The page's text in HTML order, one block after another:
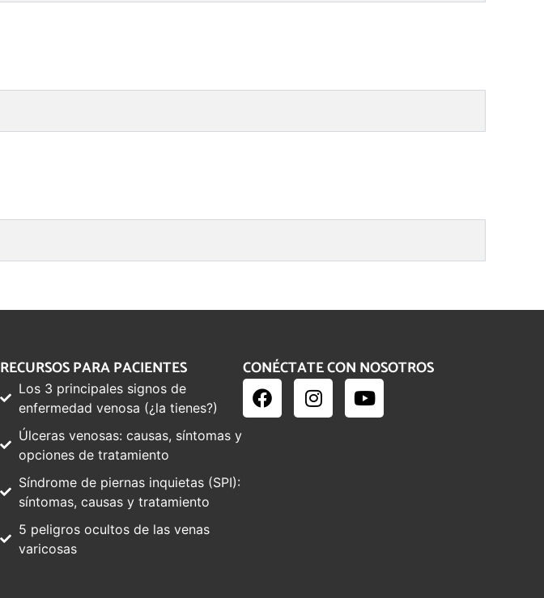
RECURSOS PARA PACIENTES
Los 3 principales signos de
enfermedad venosa (¿la tienes?)
Úlceras venosas: causas, síntomas y
opciones de tratamiento
Síndrome de piernas inquietas (SPI):
síntomas, causas y tratamiento
5 peligros ocultos de las venas
varicosas
CONÉCTATE CON NOSOTROS